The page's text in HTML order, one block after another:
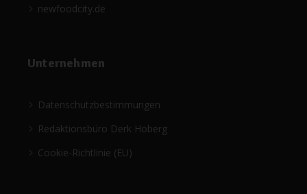
newfoodcity.de
Unternehmen
Datenschutzbestimmungen
Redaktionsbüro Derk Hoberg
Cookie-Richtlinie (EU)